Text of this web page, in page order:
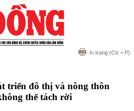
In trang (Ctr + P)
triển đô thị và nông thôn
thể tách rời